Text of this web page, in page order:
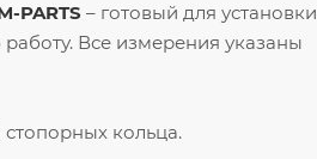
PARTS – готовый для установки
Все измерения указаны
кольца.